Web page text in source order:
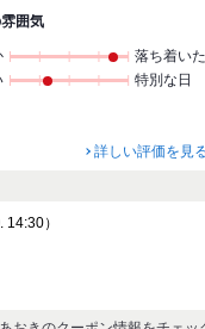
囲気
落ち着いた
特別な日
詳しい評価を見
）